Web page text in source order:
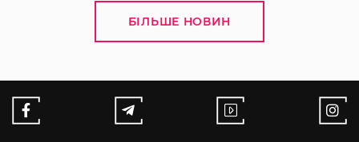
БІЛЬШЕ НОВИН